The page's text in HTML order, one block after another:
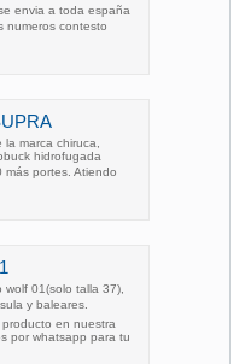
envia a toda españa
numeros contesto
marca chiruca,
hidrofugada
más portes. Atiendo
01(solo talla 37),
y baleares.
en nuestra
por whatsapp para tu